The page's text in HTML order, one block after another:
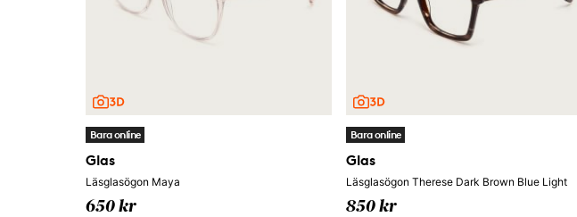
Bara online
Glas
Läsglasögon Maya
650 kr
Bara online
Glas
Läsglasögon Therese Dark Brown Blue Light
850 kr